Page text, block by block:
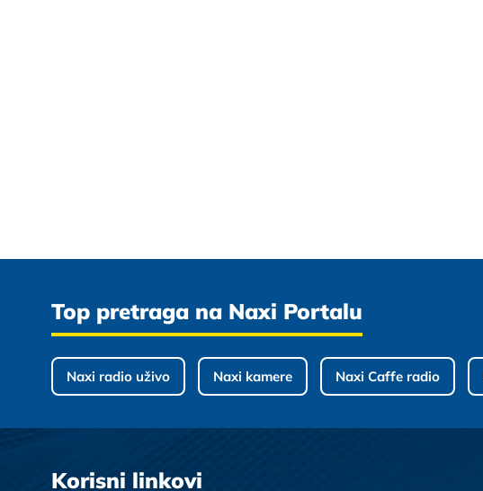
Top pretraga na Naxi Portalu
Naxi radio uživo Naxi kamere Naxi Caffe radio
Korisni linkovi